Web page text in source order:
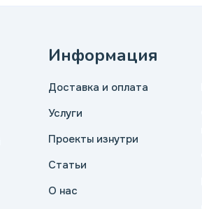
Информация
Доставка и оплата
Услуги
Проекты изнутри
Статьи
О нас